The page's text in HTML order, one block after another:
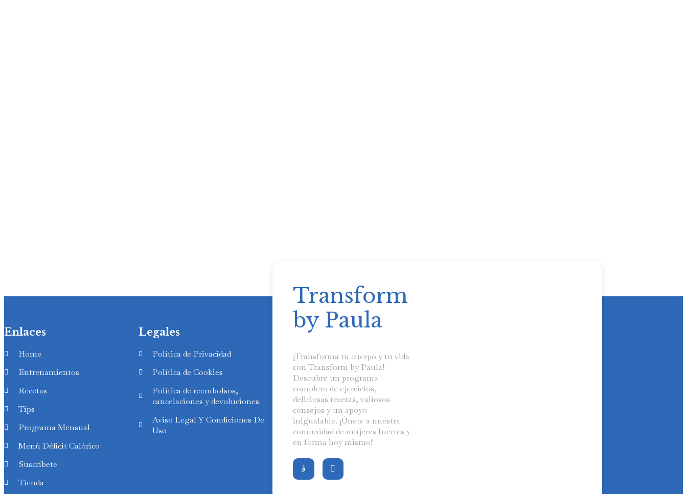
Enlaces
Home
Entrenamientos
Recetas
Tips
Programa Mensual
Menú Déficit Calórico
Suscríbete
Tienda
Legales
Política de Privacidad
Política de Cookies
Política de reembolsos,
cancelaciones y devoluciones
Aviso Legal Y Condiciones De
Uso
Transform
by Paula
¡Transforma tu cuerpo y tu vida
con Transform by Paula!
Descubre un programa
completo de ejercicios,
deliciosas recetas, valiosos
consejos y un apoyo
inigualable. ¡Únete a nuestra
comunidad de mujeres fuertes y
en forma hoy mismo!
Russian
Finnish